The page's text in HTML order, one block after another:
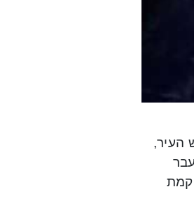
העיר,